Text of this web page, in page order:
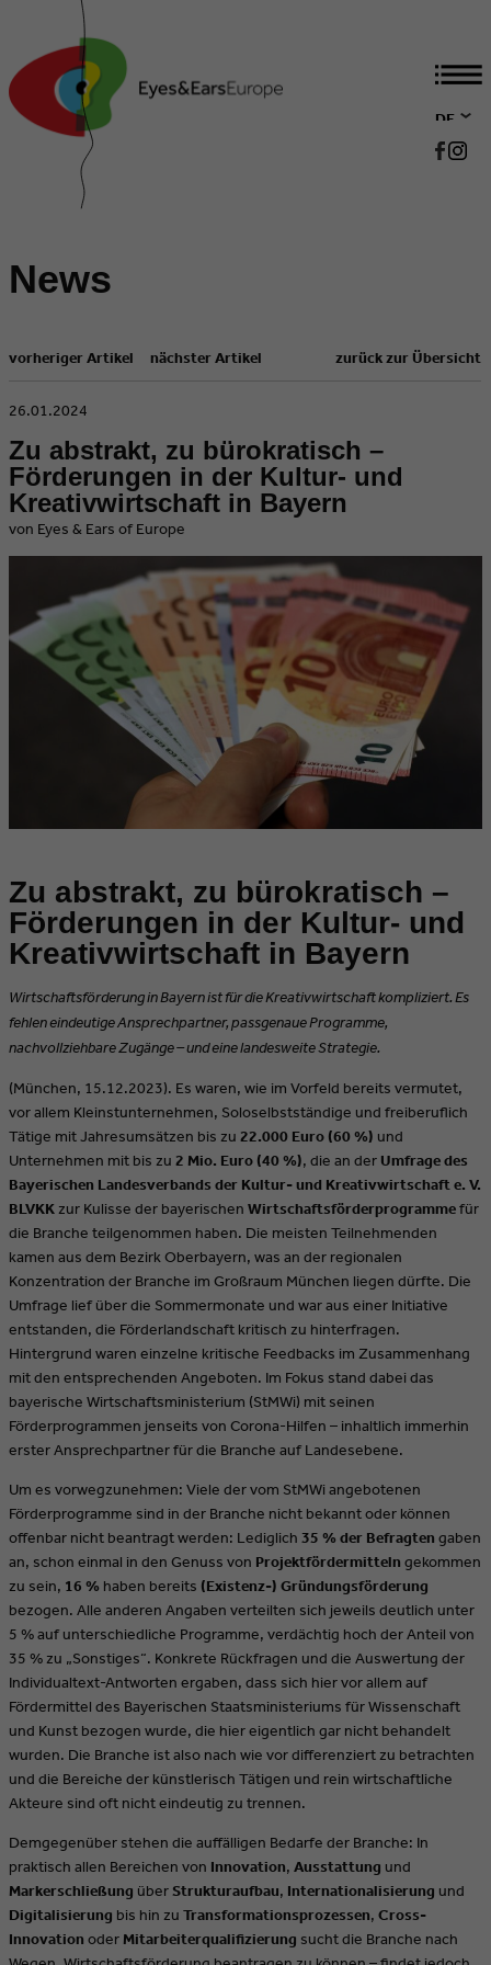
DE
EN
News
vorheriger Artikel zurück zur Übersicht
nächster Artikel
​26.01.2024
Zu abstrakt, zu bürokratisch –
Förderungen in der Kultur- und
Kreativwirtschaft in Bayern
von Eyes & Ears of Europe
Zu abstrakt, zu bürokratisch –
Förderungen in der Kultur- und
Kreativwirtschaft in Bayern
Wirtschaftsförderung in Bayern ist für die Kreativwirtschaft kompliziert. Es
fehlen eindeutige Ansprechpartner, passgenaue Programme,
nachvollziehbare Zugänge – und eine landesweite Strategie.
(München, 15.12.2023). Es waren, wie im Vorfeld bereits vermutet,
vor allem Kleinstunternehmen, Soloselbstständige und freiberuflich
Tätige mit Jahresumsätzen bis zu 22.000 Euro (60 %) und
Unternehmen mit bis zu 2 Mio. Euro (40 %), die an der Umfrage des
Bayerischen Landesverbands der Kultur- und Kreativwirtschaft e. V.
BLVKKzur Kulisse der bayerischen Wirtschaftsförderprogrammefür
die Branche teilgenommen haben. Die meisten Teilnehmenden
kamen aus dem Bezirk Oberbayern, was an der regionalen
Konzentration der Branche im Großraum München liegen dürfte. Die
Umfrage lief über die Sommermonate und war aus einer Initiative
entstanden, die Förderlandschaft kritisch zu hinterfragen.
Hintergrund waren einzelne kritische Feedbacks im Zusammenhang
mit den entsprechenden Angeboten. Im Fokus stand dabei das
bayerische Wirtschaftsministerium (StMWi) mit seinen
Förderprogrammen jenseits von Corona-Hilfen – inhaltlich immerhin
erster Ansprechpartner für die Branche auf Landesebene.
Um es vorwegzunehmen: Viele der vom StMWi angebotenen
Förderprogramme sind in der Branche nicht bekannt oder können
offenbar nicht beantragt werden: Lediglich 35 % der Befragten gaben
an, schon einmal in den Genuss von Projektfördermitteln gekommen
zu sein, 16 % haben bereits (Existenz-) Gründungsförderung
bezogen. Alle anderen Angaben verteilten sich jeweils deutlich unter
5 % auf unterschiedliche Programme, verdächtig hoch der Anteil von
35 % zu „Sonstiges“. Konkrete Rückfragen und die Auswertung der
Individualtext-Antworten ergaben, dass sich hier vor allem auf
Fördermittel des Bayerischen Staatsministeriums für Wissenschaft
und Kunst bezogen wurde, die hier eigentlich gar nicht behandelt
wurden. Die Branche ist also nach wie vor differenziert zu betrachten
und die Bereiche der künstlerisch Tätigen und rein wirtschaftliche
Akteure sind oft nicht eindeutig zu trennen.
Demgegenüber stehen die auffälligen Bedarfe der Branche: In
praktisch allen Bereichen von Innovation, Ausstattung und
Markerschließung überStrukturaufbau, Internationalisierung und
Digitalisierung bis hin zu Transformationsprozessen, Cross-
Innovation oder Mitarbeiterqualifizierung sucht die Branche nach